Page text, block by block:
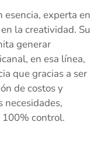
esencia, experta en
la creatividad. Su
generar
en esa línea,
que gracias a ser
de costos y
necesidades,
control.